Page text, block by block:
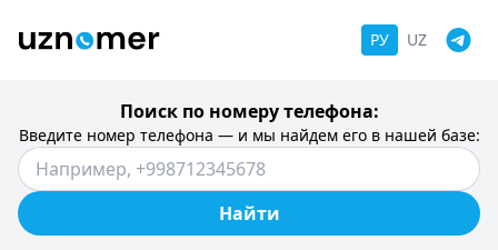
РУ UZ
Поиск по номеру телефона:
Введите номер телефона — и мы найдем его в нашей базе:
Найти